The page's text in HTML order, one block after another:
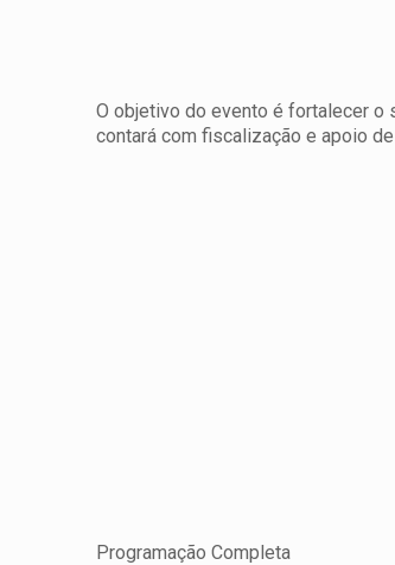
O objetivo do evento é fortalecer o
contará com fiscalização e apoio
Programação Completa